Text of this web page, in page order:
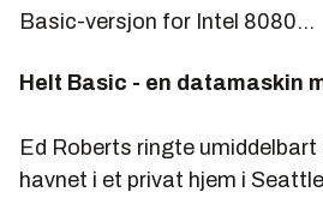
Basic-versjon for Intel 8080...
Helt Basic - en datamaskin
Ed Roberts ringte
havnet i et privat hjem i